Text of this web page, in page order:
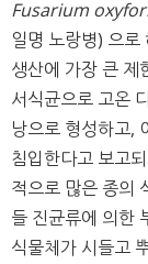
Fusarium
일명 노랑병) 으
생산에 가장 큰 제
서식균으로 고온
낭으로 형성하고,
침입한다고 보고
적으로 많은 종의
들 진균류에 의한
식물체가 시들고